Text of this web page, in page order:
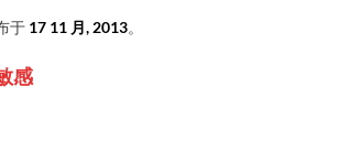
词
法
结
于 17 11 月, 2013。
感